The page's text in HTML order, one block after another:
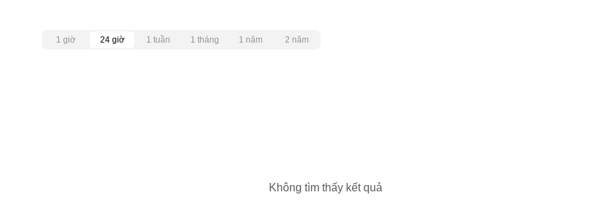
1 giờ 24 giờ 1 tuần 1 tháng 1 năm 2 năm
Không tìm thấy kết quả